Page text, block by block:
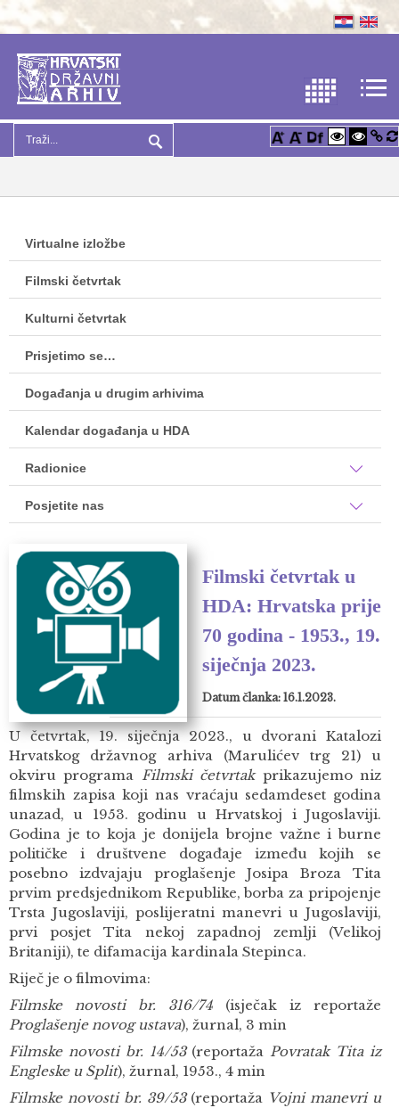
Virtualne izložbe
Filmski četvrtak
Kulturni četvrtak
Prisjetimo se…
Događanja u drugim arhivima
Kalendar događanja u HDA
Radionice
Posjetite nas
Filmski četvrtak u
HDA: Hrvatska prije
70 godina - 1953., 19.
siječnja 2023.
Datum članka: 16.1.2023.
U četvrtak, 19. siječnja 2023., u dvorani Katalozi
Hrvatskog državnog arhiva (Marulićev trg 21) u
okviru programa Filmski četvrtakprikazujemo niz
filmskih zapisa koji nas vraćaju sedamdeset godina
unazad, u 1953. godinu u Hrvatskoj i Jugoslaviji.
Godina je to koja je donijela brojne važne i burne
političke i društvene događaje između kojih se
posebno izdvajaju proglašenje Josipa Broza Tita
prvim predsjednikom Republike, borba za pripojenje
Trsta Jugoslaviji, poslijeratni manevri u Jugoslaviji,
prvi posjet Tita nekoj zapadnoj zemlji (Velikoj
Britaniji), te difamacija kardinala Stepinca.
Riječ je o filmovima:
Filmske novosti br. 316/74 (isječak iz reportaže
Proglašenje novog ustava), žurnal, 3 min
Filmske novosti br. 14/53(reportažaPovratak Tita iz
Engleske u Split), žurnal, 1953., 4 min
Filmske novosti br. 39/53(reportaža Vojni manevri u